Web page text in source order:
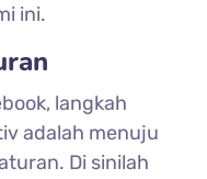
ini.
langkah
adalah menuju
Di sinilah